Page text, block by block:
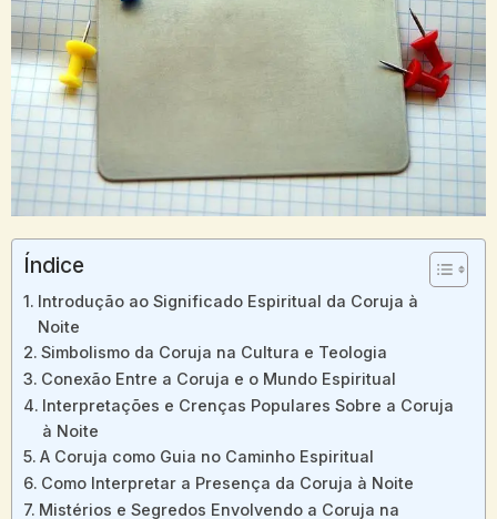
Índice
Introdução ao Significado Espiritual da Coruja à
Noite
Simbolismo da Coruja na Cultura e Teologia
Conexão Entre a Coruja e o Mundo Espiritual
Interpretações e Crenças Populares Sobre a Coruja
à Noite
A Coruja como Guia no Caminho Espiritual
Como Interpretar a Presença da Coruja à Noite
Mistérios e Segredos Envolvendo a Coruja na